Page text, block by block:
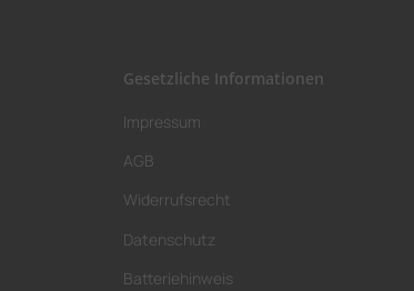
Gesetzliche Informationen
Impressum
AGB
Widerrufsrecht
Datenschutz
Batteriehinweis